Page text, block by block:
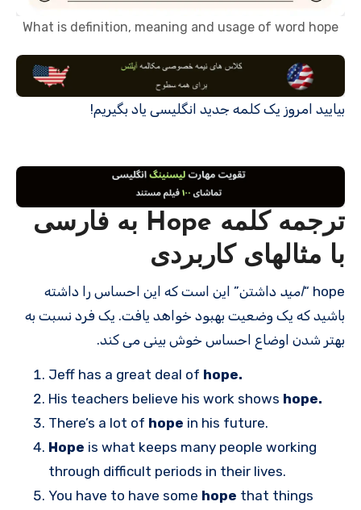
What is definition, meaning and usage of word hope
بیایید امروز یک کلمه جدید انگلیسی یاد بگیریم!
ترجمه کلمه Hope به فارسی
با مثالهای کاربردی
hope “ امید داشتن” این است که این احساس را داشته
باشید که یک وضعیت بهبود خواهد یافت. یک فرد نسبت به
بهتر شدن اوضاع احساس خوش بینی می کند.
Jeff has a great deal of hope.
His teachers believe his work shows hope.
There’s a lot of hope in his future.
Hope is what keeps many people working
through difficult periods in their lives.
You have to have some hope that things